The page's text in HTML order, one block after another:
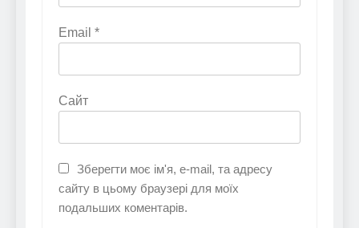
Email *
Сайт
Зберегти моє ім'я, e-mail, та адресу
сайту в цьому браузері для моїх
подальших коментарів.